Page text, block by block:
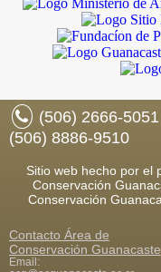
(506) 2666-5051
(506) 8886-9510
Sitio web hecho por el
Conservación
Conservación
Contacto Área de
Conservación Guanacaste
Email: